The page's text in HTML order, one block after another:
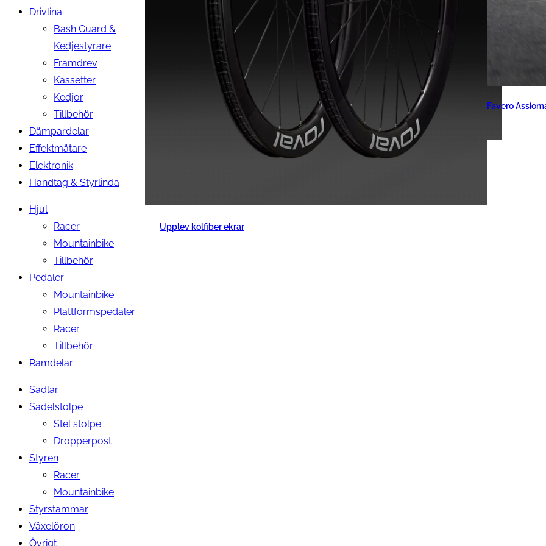
Drivlina
Bash Guard &
Kedjestyrare
Framdrev
Kassetter
Kedjor
Tillbehör
Dämpardelar
Effektmätare
Elektronik
Handtag & Styrlinda
Hjul
Racer
Mountainbike
Tillbehör
Pedaler
Mountainbike
Plattformspedaler
Racer
Tillbehör
Ramdelar
Sadlar
Sadelstolpe
Stel stolpe
Dropperpost
Styren
Racer
Mountainbike
Styrstammar
Växelöron
Övrigt
Upplev kolfiber ekrar
Favero